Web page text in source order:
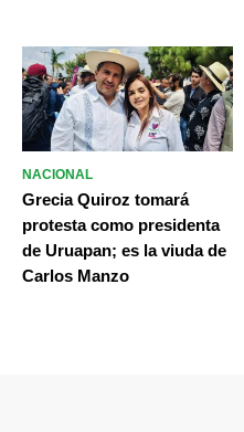
NACIONAL
Grecia Quiroz tomará
protesta como presidenta
de Uruapan; es la viuda de
Carlos Manzo